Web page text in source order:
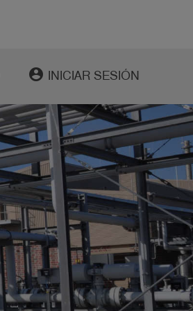
account_circle INICIAR SESIÓN